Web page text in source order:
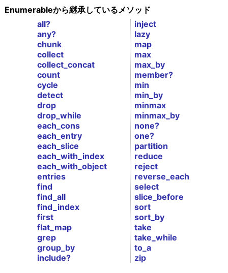
Enumerableから継承しているメソッド
all?
any?
chunk
collect
collect_concat
count
cycle
detect
drop
drop_while
each_cons
each_entry
each_slice
each_with_index
each_with_object
entries
find
find_all
find_index
first
flat_map
grep
group_by
include?
inject
lazy
map
max
max_by
member?
min
min_by
minmax
minmax_by
none?
one?
partition
reduce
reject
reverse_each
select
slice_before
sort
sort_by
take
take_while
to_a
zip